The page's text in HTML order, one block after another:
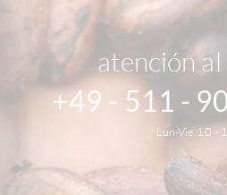
atención
+49 - 511 -
Lun-Vie 10 -